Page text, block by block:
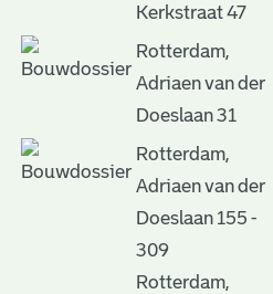
Kerkstraat 47
Rotterdam,
Adriaen van der
Doeslaan 31
Rotterdam,
Adriaen van der
Doeslaan 155 -
309
Rotterdam,